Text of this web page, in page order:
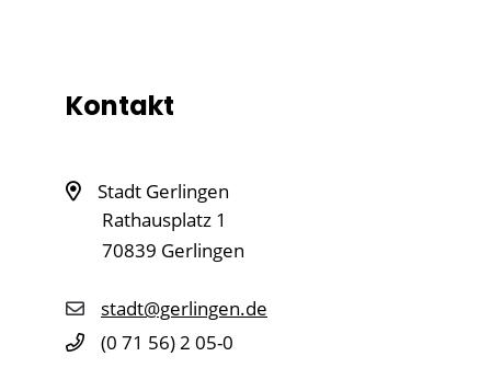
Kontakt
Stadt Gerlingen
Rathausplatz 1
70839 Gerlingen
stadt@gerlingen.de
(0 71 56) 2 05-0